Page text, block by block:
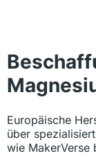
Europäische
über
wie MakerVerse